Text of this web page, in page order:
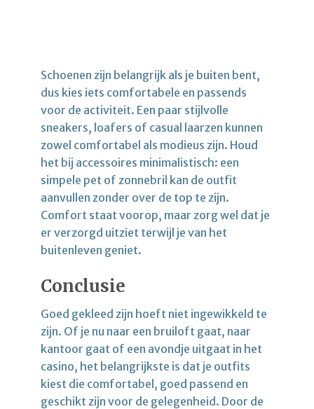
Schoenen zijn belangrijk als je buiten bent,
dus kies iets comfortabele en passends
voor de activiteit. Een paar stijlvolle
sneakers, loafers of casual laarzen kunnen
zowel comfortabel als modieus zijn. Houd
het bij accessoires minimalistisch: een
simpele pet of zonnebril kan de outfit
aanvullen zonder over de top te zijn.
Comfort staat voorop, maar zorg wel dat je
er verzorgd uitziet terwijl je van het
buitenleven geniet.
Conclusie
Goed gekleed zijn hoeft niet ingewikkeld te
zijn. Of je nu naar een bruiloft gaat, naar
kantoor gaat of een avondje uitgaat in het
casino, het belangrijkste is dat je outfits
kiest die comfortabel, goed passend en
geschikt zijn voor de gelegenheid. Door de